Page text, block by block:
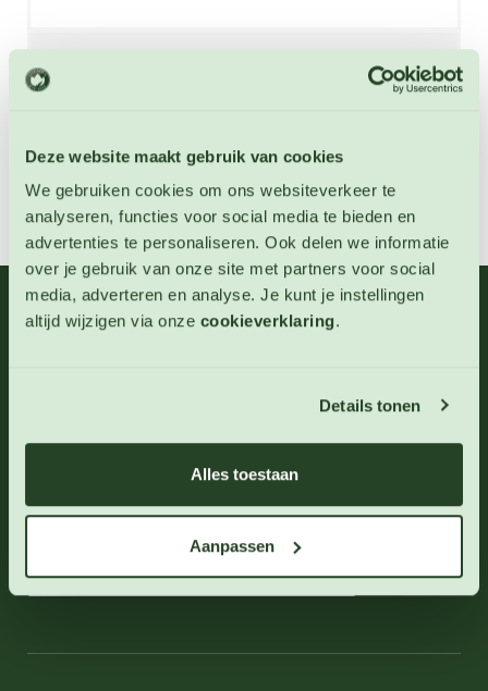
Deze website maakt gebruik van cookies
We gebruiken cookies om ons websiteverkeer te
analyseren, functies voor social media te bieden en
advertenties te personaliseren. Ook delen we informatie
over je gebruik van onze site met partners voor social
media, adverteren en analyse. Je kunt je instellingen
altijd wijzigen via onze cookieverklaring.
Details tonen
Alles toestaan
Aanpassen
Zaai instructies vierkante moestuin
06 - 46 63 38 39 (ma - vr 10-17 uur)
Schrijf u in voor onze nieuwsbrief